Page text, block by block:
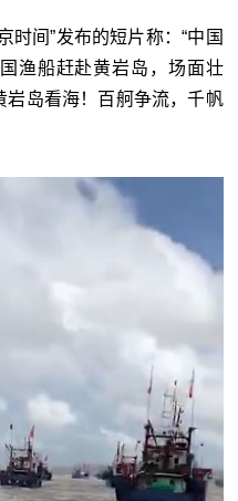
时间”发布的短片称：“中国
渔船赶赴黄岩岛，场面壮
岛看海！百舸争流，千帆